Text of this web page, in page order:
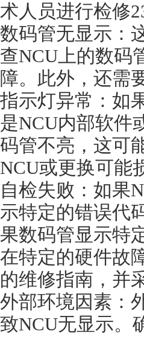
术人员进行检修
数码管无显示：
查NCU上的数码
障。此外，还需
指示灯异常：如
是NCU内部软件
码管不亮，这可
NCU或更换可能
自检失败：如果
示特定的错误代
果数码管显示特
在特定的硬件故
的维修指南，并
外部环境因素：
致NCU无显示。